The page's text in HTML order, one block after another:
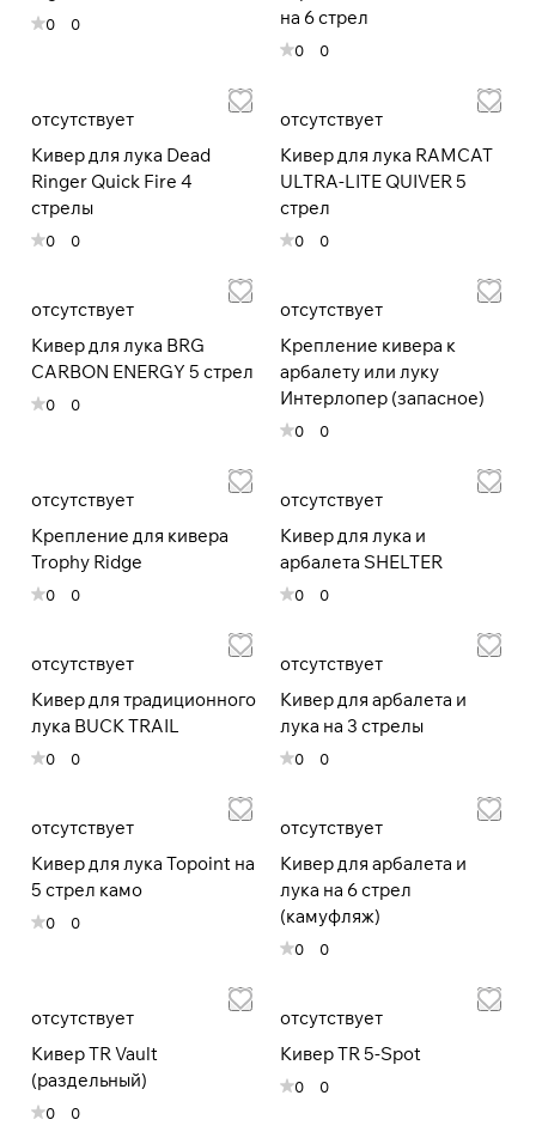
0 0
на 6 стрел
0 0
отсутствует
Кивер для лука Dead
Ringer Quick Fire 4
стрелы
0 0
отсутствует
Кивер для лука RAMCAT
ULTRA-LITE QUIVER 5
стрел
0 0
отсутствует
Кивер для лука BRG
CARBON ENERGY 5 стрел
0 0
отсутствует
Крепление кивера к
арбалету или луку
Интерлопер (запасное)
0 0
отсутствует
Крепление для кивера
Trophy Ridge
0 0
отсутствует
Кивер для лука и
арбалета SHELTER
0 0
отсутствует
Кивер для традиционного
лука BUCK TRAIL
0 0
отсутствует
Кивер для арбалета и
лука на 3 стрелы
0 0
отсутствует
Кивер для лука Topoint на
5 стрел камо
0 0
отсутствует
Кивер для арбалета и
лука на 6 стрел
(камуфляж)
0 0
отсутствует
Кивер TR Vault
(раздельный)
0 0
отсутствует
Кивер TR 5-Spot
0 0
об оплате Плайтом
25
Остались вопросы?
plait.ru